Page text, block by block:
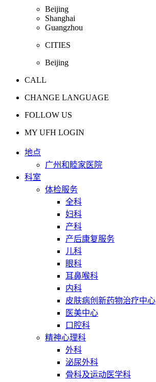
Beijing
Shanghai
Guangzhou
CITIES
Beijing
CALL
CHANGE LANGUAGE
FOLLOW US
MY UFH LOGIN
地点
广州和睦家医院
科室
体检服务
全科
妇科
产科
产后康复服务
儿科
眼科
耳鼻喉科
内科
皮肤病创新药物治疗中心
医美中心
口腔科
精神心理科
外科
泌尿外科
骨科及运动医学科